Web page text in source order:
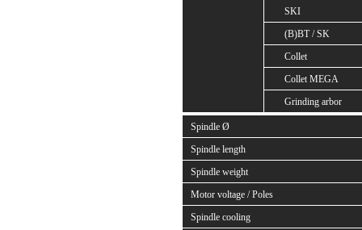
SKI
(B)BT / SK
Collet
Collet MEGA
Grinding arbor
Spindle Ø
Spindle length
Spindle weight
Motor voltage / Poles
Spindle cooling